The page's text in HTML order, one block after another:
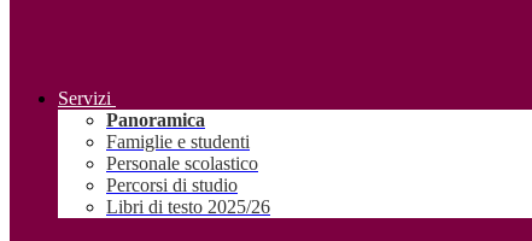
Servizi
Panoramica
Famiglie e studenti
Personale scolastico
Percorsi di studio
Libri di testo 2025/26